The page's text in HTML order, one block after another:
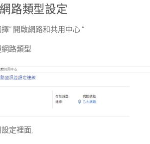
路類型設定
” 開啟網路和共用中心 ”
路類型
定裡面,